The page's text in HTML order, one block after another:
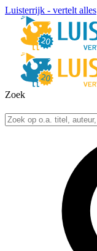
Luisterrijk - vertelt alles
Zoek